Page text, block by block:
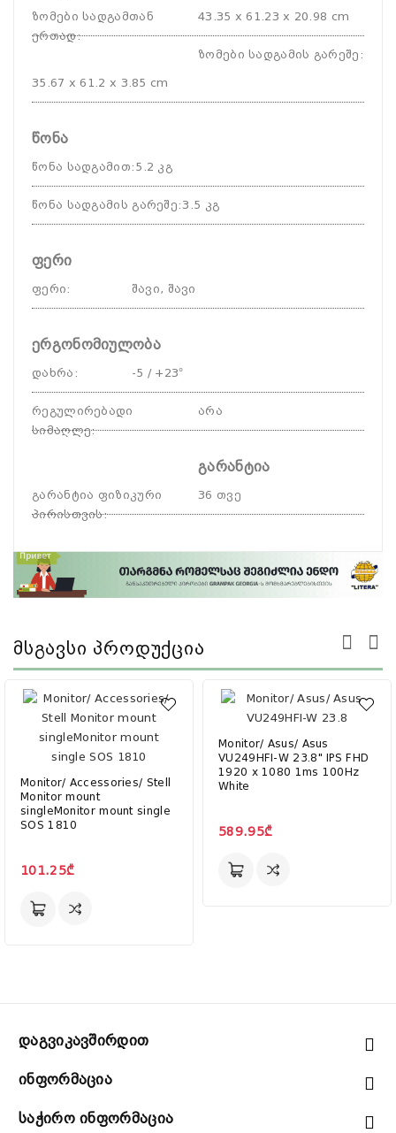
ზომები სადგამთან
ერთად:
43.35 x 61.23 x 20.98 cm
ზომები სადგამის გარეშე :
35.67 x 61.2 x 3.85 cm
წონა
წონა სადგამით: 5.2 კგ
წონა სადგამის გარეშე:3.5 კგ
ფერი
ფერი: შავი, შავი
ერგონომიულობა
დახრა : -5 / +23°
რეგულირებადი
სიმაღლე:
არა
გარანტია
გარანტია ფიზიკური
პირისთვის:
36 თვე
Მსგავსი Პროდუქცია
Monitor/ Accessories/ Stell
Monitor mount
singleMonitor mount single
SOS 1810
101.25₾
Monitor/ Asus/ Asus
VU249HFI-W 23.8" IPS FHD
1920 x 1080 1ms 100Hz
White
589.95₾
Დაგვიკავშირდით
Ინფორმაცია
Საჭირო Ინფორმაცია